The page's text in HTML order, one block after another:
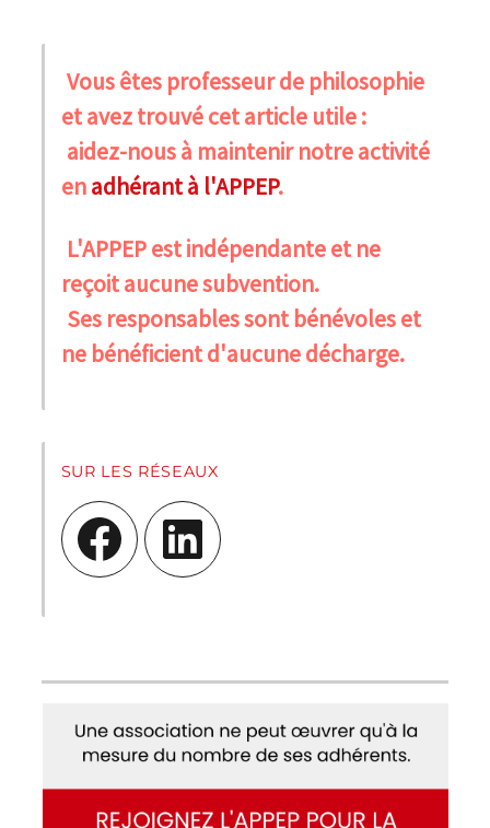
Vous êtes professeur de philosophie
et avez trouvé cet article utile :
aidez-nous à maintenir notre activité
enadhérant à l'APPEP.
L'APPEP est indépendante et ne
reçoit aucune subvention.
Ses responsables sont bénévoles et
ne bénéficient d'aucune décharge.
SUR LES RÉSEAUX
Facebook LinkedIn